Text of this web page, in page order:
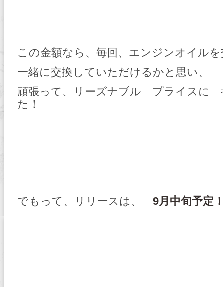
この金額なら、毎回、エンジンオイル
一緒に交換していただけるかと思い、
頑張って、リーズナブル プライスに
た！
でもって、リリースは、 9月中旬予定